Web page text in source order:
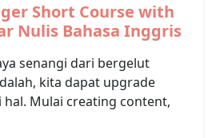
Short Course with
Nulis Bahasa Inggris
senangi dari bergelut
kita dapat upgrade
Mulai creating content,